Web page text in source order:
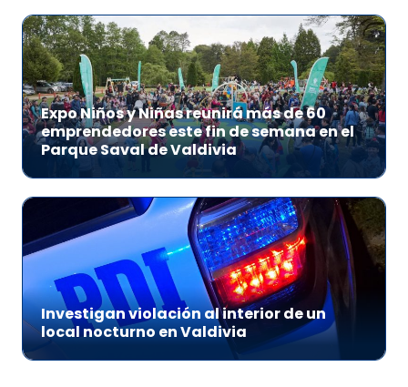
Expo Niños y Niñas reunirá más de 60
emprendedores este fin de semana en el
Parque Saval de Valdivia
Investigan violación al interior de un
local nocturno en Valdivia